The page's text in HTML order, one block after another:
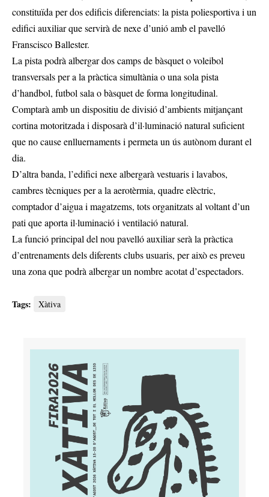
constituïda per dos edificis diferenciats: la pista poliesportiva i un
edifici auxiliar que servirà de nexe d’unió amb el pavelló
Franscisco Ballester.
La pista podrà albergar dos camps de bàsquet o voleibol
transversals per a la pràctica simultània o una sola pista
d’handbol, futbol sala o bàsquet de forma longitudinal.
Comptarà amb un dispositiu de divisió d’ambients mitjançant
cortina motoritzada i disposarà d’il·luminació natural suficient
que no cause enlluernaments i permeta un ús autònom durant el
dia.
D’altra banda, l’edifici nexe albergarà vestuaris i lavabos,
cambres tècniques per a la aerotèrmia, quadre elèctric,
comptador d’aigua i magatzems, tots organitzats al voltant d’un
pati que aporta il·luminació i ventilació natural.
La funció principal del nou pavelló auxiliar serà la pràctica
d’entrenaments dels diferents clubs usuaris, per això es preveu
una zona que podrà albergar un nombre acotat d’espectadors.
Tags: Xàtiva